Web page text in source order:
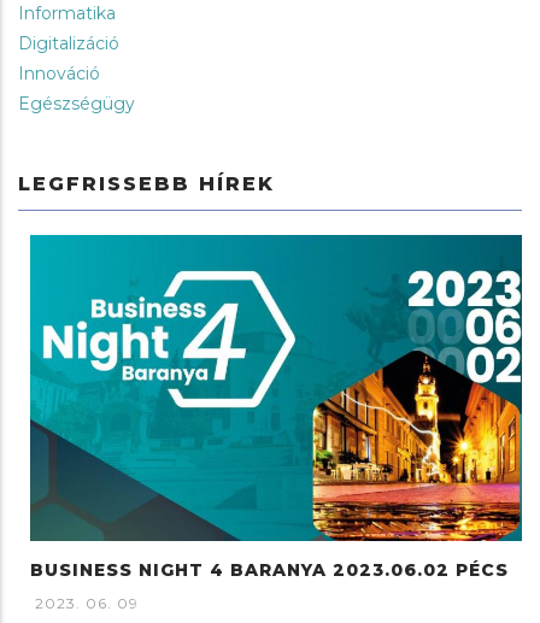
Informatika
Digitalizáció
Innováció
Egészségügy
LEGFRISSEBB HÍREK
BUSINESS NIGHT 4 BARANYA 2023.06.02 PÉCS
2023. 06. 09